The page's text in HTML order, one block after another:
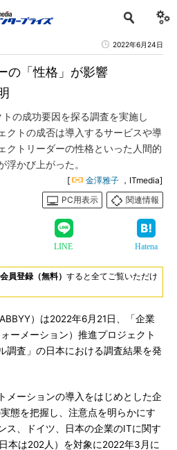
2022年6月24日
の「性格」が影響
の成功要因を探る調査を実施し
クトの成否は導入するサービスや導
クトリーダーの性格といった人間的
浮かび上がった。
[ 金澤雅子 ，ITmedia]
PC用表示
関連情報
LINE Hatena
会員登録（無料） すると全てご覧いただけ
）は2022年6月21日、「企業
ーメーション）推進プロジェクト
調査」の日本における調査結果を発
メーションの導入をはじめとした企
態を把握し、注意点を明らかにす
ス、ドイツ、日本の企業のITに関す
本は202人）を対象に2022年3月に